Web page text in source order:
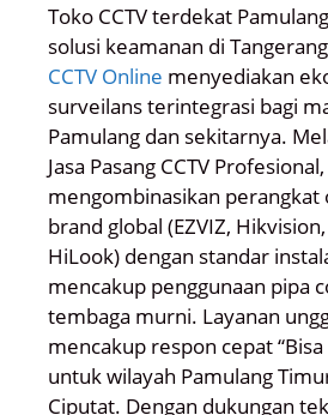
Toko CCTV terdekat
solusi keamanan di
CCTV Online menyediakan
surveilans terintegrasi bagi
Pamulang dan sekitarnya.
Jasa Pasang CCTV
mengombinasikan perangkat
brand global (EZVIZ,
HiLook) dengan standar
mencakup penggunaan pipa
tembaga murni. Layanan
mencakup respon cepat “Bisa
untuk wilayah Pamulang
Ciputat. Dengan dukungan